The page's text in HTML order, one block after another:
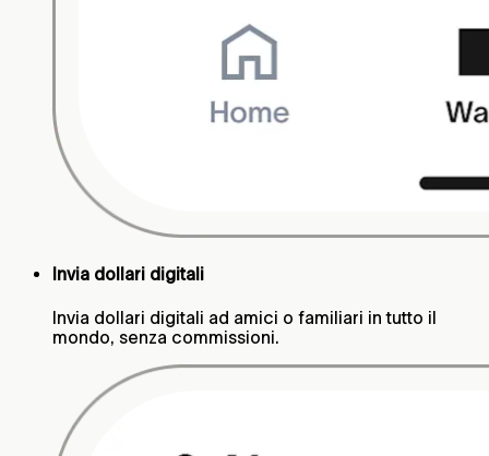
Invia dollari digitali
Invia dollari digitali ad amici o familiari in tutto il
mondo, senza commissioni.